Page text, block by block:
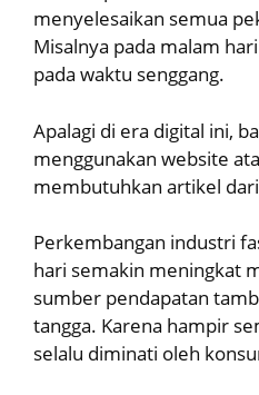
menyelesaikan semua
Misalnya pada malam
pada waktu senggang.
Apalagi di era digital ini,
menggunakan website
membutuhkan artikel
Perkembangan industri
hari semakin meningkat
sumber pendapatan
tangga. Karena hampir
selalu diminati oleh